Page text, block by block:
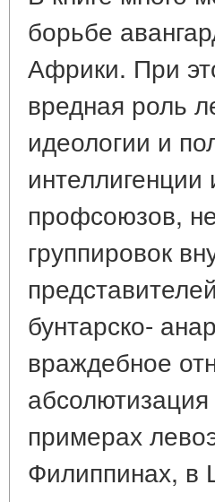
борьбе
Африки. При
вредная роль
идеологии и
профсоюзов,
группировок
бунтарско-
враждебное
примерах
Филиппинах, в